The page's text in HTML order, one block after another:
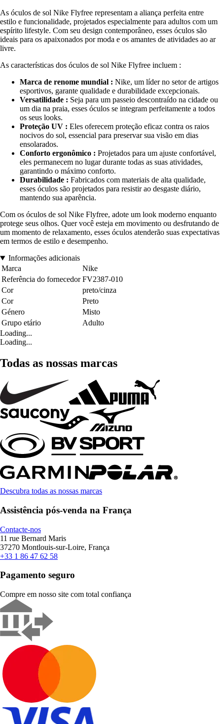
As óculos de sol Nike Flyfree representam a aliança perfeita entre
estilo e funcionalidade, projetados especialmente para adultos com um
espírito lifestyle. Com seu design contemporâneo, esses óculos são
ideais para os apaixonados por moda e os amantes de atividades ao ar
livre.
As características dos óculos de sol Nike Flyfree incluem :
Marca de renome mundial : Nike, um líder no setor de artigos
esportivos, garante qualidade e durabilidade excepcionais.
Versatilidade : Seja para um passeio descontraído na cidade ou
um dia na praia, esses óculos se integram perfeitamente a todos
os seus looks.
Proteção UV : Eles oferecem proteção eficaz contra os raios
nocivos do sol, essencial para preservar sua visão em dias
ensolarados.
Conforto ergonômico : Projetados para um ajuste confortável,
eles permanecem no lugar durante todas as suas atividades,
garantindo o máximo conforto.
Durabilidade : Fabricados com materiais de alta qualidade,
esses óculos são projetados para resistir ao desgaste diário,
mantendo sua aparência.
Com os óculos de sol Nike Flyfree, adote um look moderno enquanto
protege seus olhos. Quer você esteja em movimento ou desfrutando de
um momento de relaxamento, esses óculos atenderão suas expectativas
em termos de estilo e desempenho.
Informações adicionais
Marca
Nike
Referência do fornecedor FV2387-010
Cor
preto/cinza
Cor
Preto
Género
Misto
Grupo etário
Adulto
Loading...
Loading...
Todas as nossas marcas
Descubra todas as nossas marcas
Assistência pós-venda na França
Contacte-nos
11 rue Bernard Maris
37270 Montlouis-sur-Loire, França
+33 1 86 47 62 58
Pagamento seguro
Compre em nosso site com total confiança